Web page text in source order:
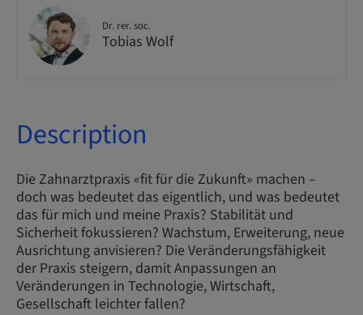
Dr. rer. soc.
Tobias Wolf
Description
Die Zahnarztpraxis «fit für die Zukunft» machen –
doch was bedeutet das eigentlich, und was bedeutet
das für mich und meine Praxis? Stabilität und
Sicherheit fokussieren? Wachstum, Erweiterung, neue
Ausrichtung anvisieren? Die Veränderungsfähigkeit
der Praxis steigern, damit Anpassungen an
Veränderungen in Technologie, Wirtschaft,
Gesellschaft leichter fallen?